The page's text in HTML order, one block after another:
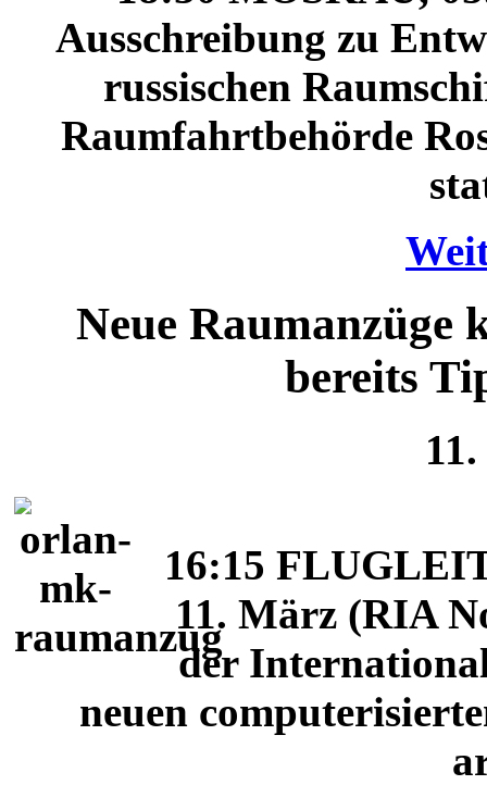
Ausschreibung zu
russischen
Raumfahrtbehörde
Neue Raumanzüge
bereits
16:15
11. März (RIA
der
neuen